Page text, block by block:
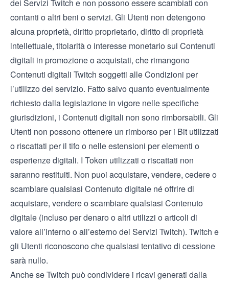
dei Servizi Twitch e non possono essere scambiati con
contanti o altri beni o servizi. Gli Utenti non detengono
alcuna proprietà, diritto proprietario, diritto di proprietà
intellettuale, titolarità o interesse monetario sui Contenuti
digitali in promozione o acquistati, che rimangono
Contenuti digitali Twitch soggetti alleCondizioni per
l’utilizzo del servizio. Fatto salvo quanto eventualmente
richiesto dalla legislazione in vigore nelle specifiche
giurisdizioni, i Contenuti digitali non sono rimborsabili. Gli
Utenti non possono ottenere un rimborso per i Bit utilizzati
o riscattati per il tifo o nelle estensioni per elementi o
esperienze digitali. I Token utilizzati o riscattati non
saranno restituiti. Non puoi acquistare, vendere, cedere o
scambiare qualsiasi Contenuto digitale né offrire di
acquistare, vendere o scambiare qualsiasi Contenuto
digitale (incluso per denaro o altri utilizzi o articoli di
valore all’interno o all’esterno dei Servizi Twitch). Twitch e
gli Utenti riconoscono che qualsiasi tentativo di cessione
sarà nullo.
Anche se Twitch può condividere i ricavi generati dalla